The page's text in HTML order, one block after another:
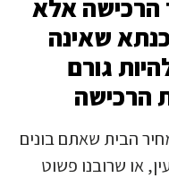
אלא
שאינה
גורם
הרכישה
הבית שאתם בונים
או שרובנו פשוט